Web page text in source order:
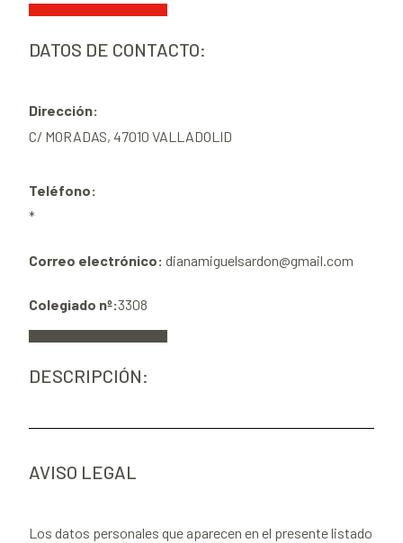
DATOS DE CONTACTO:
Dirección:
C/ MORADAS, 47010 VALLADOLID
Teléfono:
*
Correo electrónico: dianamiguelsardon@gmail.com
Colegiado nº:3308
DESCRIPCIÓN:
AVISO LEGAL
Los datos personales que aparecen en el presente listado